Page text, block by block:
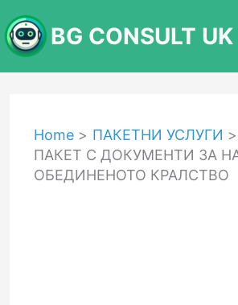
to
content
BG CONSULT UK
Home
ПАКЕТНИ УСЛУГИ
ПАКЕТ С ДОКУМЕНТИ ЗА
ОБЕДИНЕНОТО КРАЛСТВО